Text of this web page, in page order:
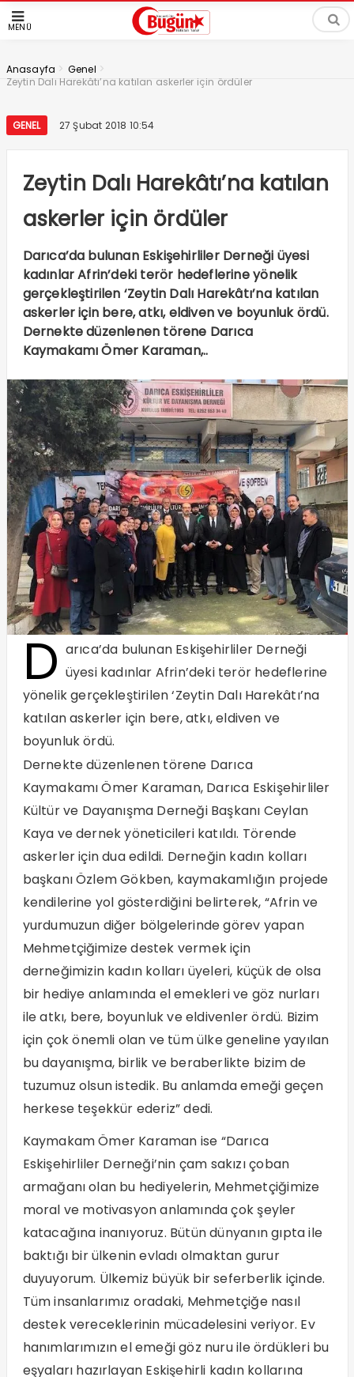
MENÜ
Anasayfa > Genel >
Zeytin Dalı Harekâtı’na katılan askerler için ördüler
GENEL 27 Şubat 2018 10:54
Zeytin Dalı Harekâtı’na katılan
askerler için ördüler
Darıca’da bulunan Eskişehirliler Derneği üyesi
kadınlar Afrin’deki terör hedeflerine yönelik
gerçekleştirilen ‘Zeytin Dalı Harekâtı’na katılan
askerler için bere, atkı, eldiven ve boyunluk ördü.
Dernekte düzenlenen törene Darıca
Kaymakamı Ömer Karaman,..
D arıca’da bulunan Eskişehirliler Derneği
üyesi kadınlar Afrin’deki terör hedeflerine
yönelik gerçekleştirilen ‘Zeytin Dalı Harekâtı’na
katılan askerler için bere, atkı, eldiven ve
boyunluk ördü.
Dernekte düzenlenen törene Darıca
Kaymakamı Ömer Karaman, Darıca Eskişehirliler
Kültür ve Dayanışma Derneği Başkanı Ceylan
Kaya ve dernek yöneticileri katıldı. Törende
askerler için dua edildi. Derneğin kadın kolları
başkanı Özlem Gökben, kaymakamlığın projede
kendilerine yol gösterdiğini belirterek, “Afrin ve
yurdumuzun diğer bölgelerinde görev yapan
Mehmetçiğimize destek vermek için
derneğimizin kadın kolları üyeleri, küçük de olsa
bir hediye anlamında el emekleri ve göz nurları
ile atkı, bere, boyunluk ve eldivenler ördü. Bizim
için çok önemli olan ve tüm ülke geneline yayılan
bu dayanışma, birlik ve beraberlikte bizim de
tuzumuz olsun istedik. Bu anlamda emeği geçen
herkese teşekkür ederiz” dedi.
Kaymakam Ömer Karaman ise “Darıca
Eskişehirliler Derneği’nin çam sakızı çoban
armağanı olan bu hediyelerin, Mehmetçiğimize
moral ve motivasyon anlamında çok şeyler
katacağına inanıyoruz. Bütün dünyanın gıpta ile
baktığı bir ülkenin evladı olmaktan gurur
duyuyorum. Ülkemiz büyük bir seferberlik içinde.
Tüm insanlarımız oradaki, Mehmetçiğe nasıl
destek vereceklerinin mücadelesini veriyor. Ev
hanımlarımızın el emeği göz nuru ile ördükleri bu
eşyaları hazırlayan Eskişehirli kadın kollarına